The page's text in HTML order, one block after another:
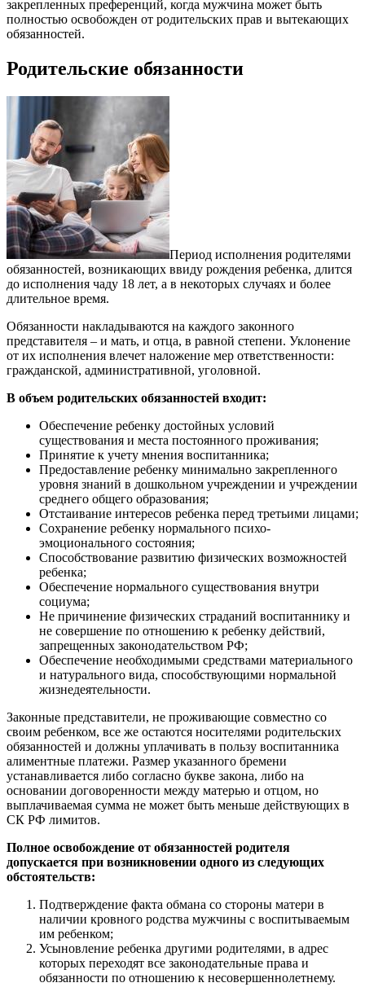
закрепленных преференций, когда мужчина может быть
полностью освобожден от родительских прав и вытекающих
обязанностей.
Родительские обязанности
Период исполнения родителями
обязанностей, возникающих ввиду рождения ребенка, длится
до исполнения чаду 18 лет, а в некоторых случаях и более
длительное время.
Обязанности накладываются на каждого законного
представителя – и мать, и отца, в равной степени. Уклонение
от их исполнения влечет наложение мер ответственности:
гражданской, административной, уголовной.
В объем родительских обязанностей входит:
Обеспечение ребенку достойных условий
существования и места постоянного проживания;
Принятие к учету мнения воспитанника;
Предоставление ребенку минимально закрепленного
уровня знаний в дошкольном учреждении и учреждении
среднего общего образования;
Отстаивание интересов ребенка перед третьими лицами;
Сохранение ребенку нормального психо-
эмоционального состояния;
Способствование развитию физических возможностей
ребенка;
Обеспечение нормального существования внутри
социума;
Не причинение физических страданий воспитаннику и
не совершение по отношению к ребенку действий,
запрещенных законодательством РФ;
Обеспечение необходимыми средствами материального
и натурального вида, способствующими нормальной
жизнедеятельности.
Законные представители, не проживающие совместно со
своим ребенком, все же остаются носителями родительских
обязанностей и должны уплачивать в пользу воспитанника
алиментные платежи. Размер указанного бремени
устанавливается либо согласно букве закона, либо на
основании договоренности между матерью и отцом, но
выплачиваемая сумма не может быть меньше действующих в
СК РФ лимитов.
Полное освобождение от обязанностей родителя
допускается при возникновении одного из следующих
обстоятельств:
Подтверждение факта обмана со стороны матери в
наличии кровного родства мужчины с воспитываемым
им ребенком;
Усыновление ребенка другими родителями, в адрес
которых переходят все законодательные права и
обязанности по отношению к несовершеннолетнему.